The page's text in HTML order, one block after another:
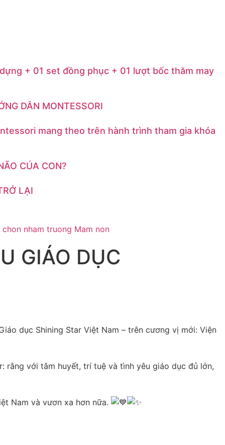
+ 01 set đồng phục + 01 lượt bốc thăm may
DẪN MONTESSORI
mang theo trên hành trình tham gia khóa
CỦA CON?
LẠI
GIÁO DỤC
dục Shining Star Việt Nam – trên cương vị mới: Viện
rằng với tâm huyết, trí tuệ và tình yêu giáo dục đủ lớn,
Nam và vươn xa hơn nữa.